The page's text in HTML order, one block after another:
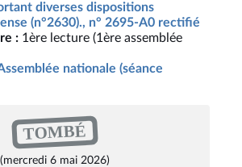
diverses dispositions
(n°2630)., n° 2695-A0 rectifié
: 1ère lecture (1ère assemblée
nationale (séance
TOMBÉ
(mercredi 6 mai 2026)